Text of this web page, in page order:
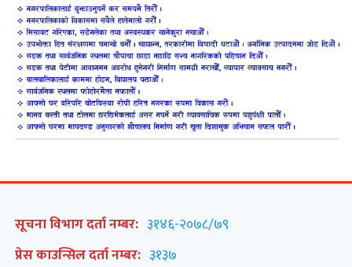
सूचना विभाग दर्ता नम्बर: ३१४६-२०७८/७९
प्रेस काउन्सिल दर्ता नम्बर: ३१३७